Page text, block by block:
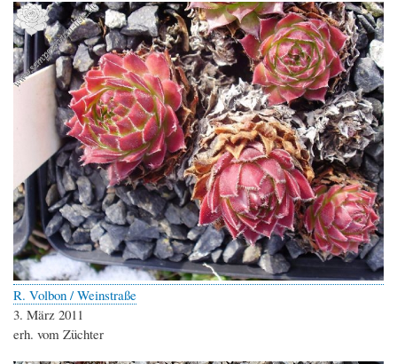
R. Volbon / Weinstraße
3. März 2011
erh. vom Züchter